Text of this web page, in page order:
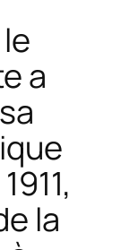
a
la